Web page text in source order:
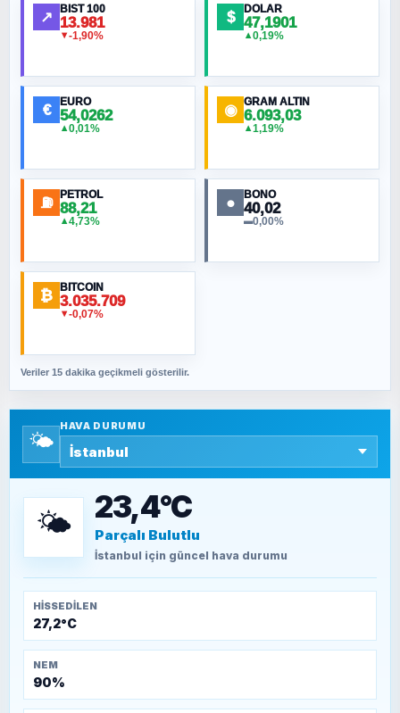
MURAT ÖZKAN
NURETTIN BÖLÜK
ORHAN KILIÇOĞLU
Fahişeye beyinli bir müstevli alçağına
SAVAŞ ŞAHİN
SEYFULLAH ÇİÇEK
TEOMAN ALPASLAN
Kütahya-Eskişehir Muharebeleri (10-24
↗ BIST 100
13.981
▼-1,90%
$ DOLAR
47,1901
▲0,19%
€ EURO
54,0262
▲0,01%
◉ GRAM ALTIN
6.093,03
▲1,19%
⛽ PETROL
88,21
▲4,73%
● BONO
40,02
▬0,00%
₿ BITCOIN
3.035.709
▼-0,07%
Veriler 15 dakika geçikmeli gösterilir.
🌤️
HAVA DURUMU
🌤️ 23,4°C
Parçalı Bulutlu
İstanbul için güncel hava durumu
HISSEDILEN
27,2°C
NEM
90%